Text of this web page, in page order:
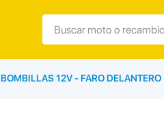
BOMBILLAS 12V - FARO DELANTERO